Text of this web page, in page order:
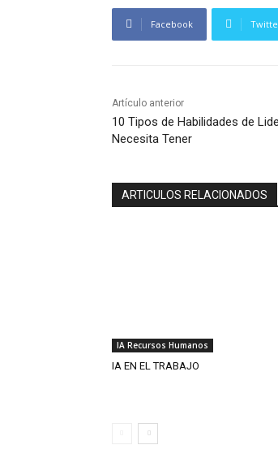
Facebook
Artículo anterior
10 Tipos de Habilidades de
Necesita Tener
ARTICULOS RELACIONADOS
IA Recursos Humanos
IA EN EL TRABAJO